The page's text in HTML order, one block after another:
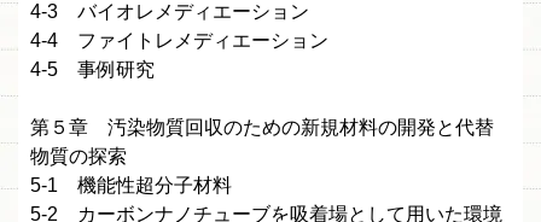
4-3 バイオレメディエーション
4-4 ファイトレメディエーション
4-5 事例研究
第５章 汚染物質回収のための新規材料の開発と代替
物質の探索
5-1 機能性超分子材料
5-2 カーボンナノチューブを吸着場として用いた環境